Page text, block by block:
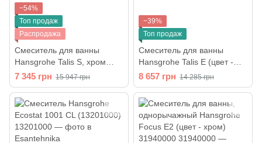
−54%
Топ продаж
Распродажа
Смеситель для ванны
Hansgrohe Talis S, хром
(72400000)
7 345 грн 15 947 грн
−39%
Топ продаж
Cмеситель для ванны
Hansgrohe Talis E (цвет -
хром) 71740000
8 657 грн 14 285 грн